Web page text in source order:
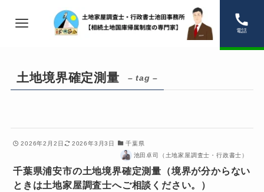
電話
土地境界確定測量 – tag –
2026年2月2日 2026年3月3日
千葉県
池田卓司（土地家屋調査士・行政書士）
千葉県浦安市の土地境界確定測量（境界が分からない
ときは土地家屋調査士へご相談ください。）